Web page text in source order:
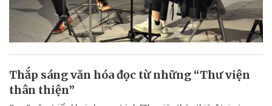
Thắp sáng văn hóa đọc từ những “Thư viện
thân thiện”